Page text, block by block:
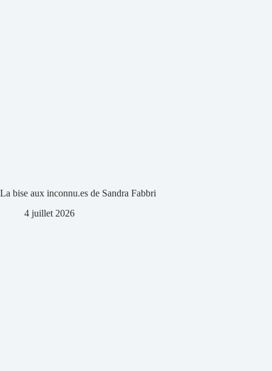
La bise aux inconnu.es de Sandra Fabbri
4 juillet 2026